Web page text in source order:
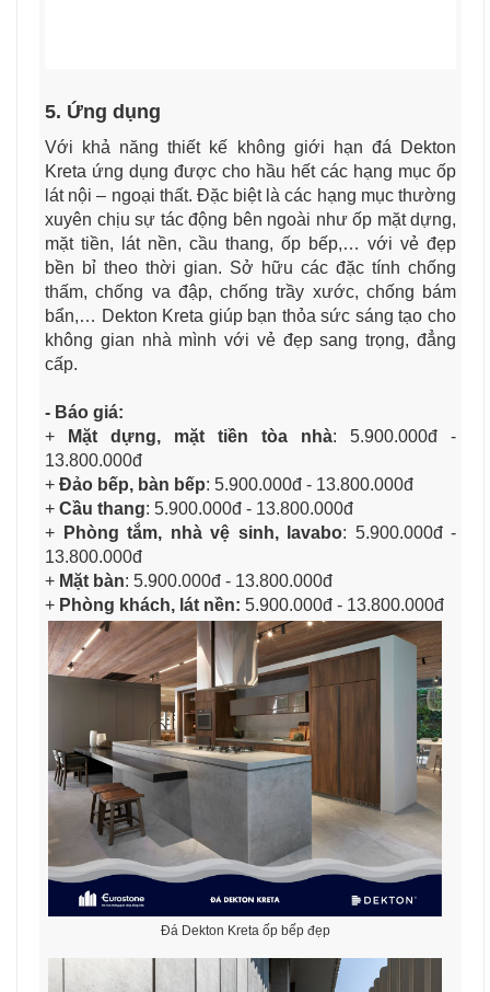
5. Ứng dụng
Với khả năng thiết kế không giới hạn đá Dekton
Kreta ứng dụng được cho hầu hết các hạng mục ốp
lát nội – ngoại thất. Đặc biệt là các hạng mục thường
xuyên chịu sự tác động bên ngoài như ốp mặt dựng,
mặt tiền, lát nền, cầu thang, ốp bếp,… với vẻ đẹp
bền bỉ theo thời gian. Sở hữu các đặc tính chống
thấm, chống va đập, chống trầy xước, chống bám
bẩn,… Dekton Kreta giúp bạn thỏa sức sáng tạo cho
không gian nhà mình với vẻ đẹp sang trọng, đẳng
cấp.
- Báo giá:
+
Mặt dựng, mặt tiền tòa nhà: 5.900.000đ -
13.800.000đ
+ Đảo bếp, bàn bếp: 5.900.000đ - 13.800.000đ
+ Cầu thang: 5.900.000đ - 13.800.000đ
+
Phòng tắm, nhà vệ sinh, lavabo: 5.900.000đ -
13.800.000đ
+ Mặt bàn: 5.900.000đ - 13.800.000đ
+ Phòng khách, lát nền: 5.900.000đ - 13.800.000đ
Đá Dekton Kreta ốp bếp đẹp